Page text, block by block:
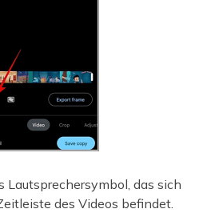
Lautsprechersymbol, das sich
des Videos befindet.